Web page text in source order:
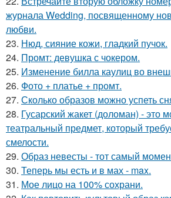
журнала Wedding, посвященному
любви.
23. Нюд, сияние кожи, гладкий пучок.
24. Промт: девушка с чокером.
25. Изменение билла каулиц во
26. Фото + платье + промт.
27. Сколько образов можно успеть
28. Гусарский жакет (доломан) - это
театральный предмет, который
смелости.
29. Образ невесты - тот самый
30. Теперь мы есть и в мах - max.
31. Мое лицо на 100% сохрани.